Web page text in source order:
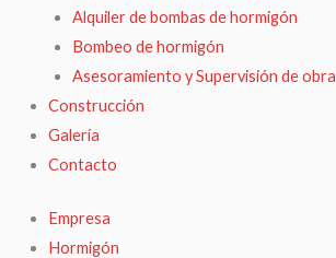
Alquiler de bombas de hormigón
Bombeo de hormigón
Asesoramiento y Supervisión de obra
Construcción
Galería
Contacto
Empresa
Hormigón